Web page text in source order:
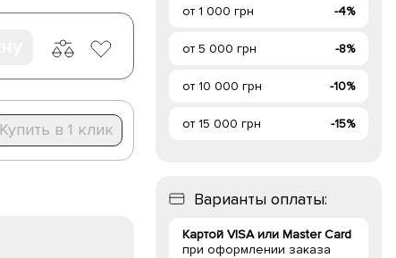
Купить в 1 клик
от 1 000 грн -4%
от 5 000 грн -8%
от 10 000 грн -10%
от 15 000 грн -15%
Варианты оплаты:
Картой VISA или Master Card
при оформлении заказа